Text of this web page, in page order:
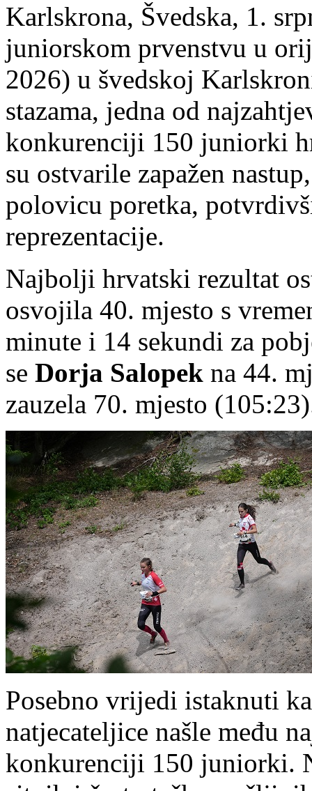
Karlskrona, Švedska, 1.
juniorskom prvenstvu u
2026) u švedskoj
stazama, jedna od
konkurenciji 150 juniorki
su ostvarile zapažen
polovicu poretka,
reprezentacije.
Najbolji hrvatski rezultat
osvojila 40. mjesto s
minute i 14 sekundi za
se Dorja Salopek na 44.
zauzela 70. mjesto
Posebno vrijedi istaknuti
natjecateljice našle među
konkurenciji 150 juniorki.